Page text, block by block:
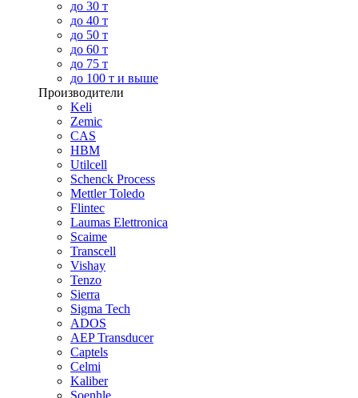
до 30 т
до 40 т
до 50 т
до 60 т
до 75 т
до 100 т и выше
Производители
Keli
Zemic
CAS
HBM
Utilcell
Schenck Process
Mettler Toledo
Flintec
Laumas Elettronica
Scaime
Transcell
Vishay
Tenzo
Sierra
Sigma Tech
ADOS
AEP Transducer
Captels
Celmi
Kaliber
Soenhle